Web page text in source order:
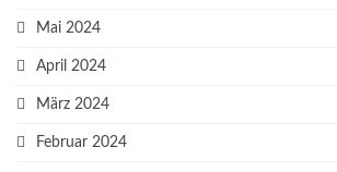
Mai 2024
April 2024
März 2024
Februar 2024